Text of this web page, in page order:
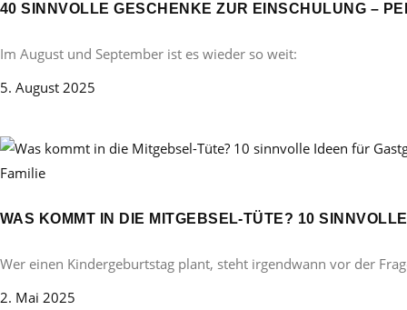
40 SINNVOLLE GESCHENKE ZUR EINSCHULUNG –
Im August und September ist es wieder so weit:
5. August 2025
Familie
WAS KOMMT IN DIE MITGEBSEL-TÜTE? 10
Wer einen Kindergeburtstag plant, steht irgendwann vor der
2. Mai 2025